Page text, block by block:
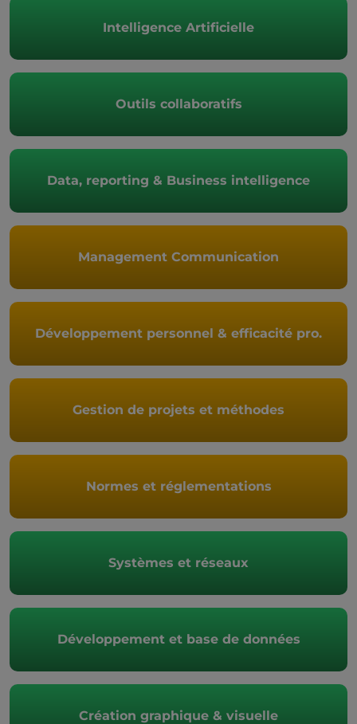
Intelligence Artificielle
Outils collaboratifs
Data, reporting & Business intelligence
Management Communication
Développement personnel & efficacité pro.
Gestion de projets et méthodes
Normes et réglementations
Systèmes et réseaux
Développement et base de données
Création graphique & visuelle